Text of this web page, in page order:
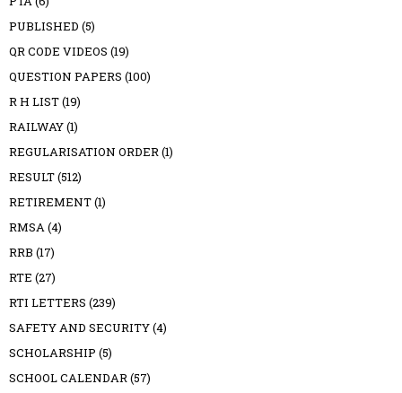
PUBLISHED (5)
QR CODE VIDEOS (19)
QUESTION PAPERS (100)
R H LIST(19)
RAILWAY(1)
REGULARISATION ORDER(1)
RESULT(512)
RETIREMENT(1)
RMSA(4)
RRB (17)
RTE (27)
RTI LETTERS (239)
SAFETY AND SECURITY(4)
SCHOLARSHIP (5)
SCHOOL CALENDAR(57)